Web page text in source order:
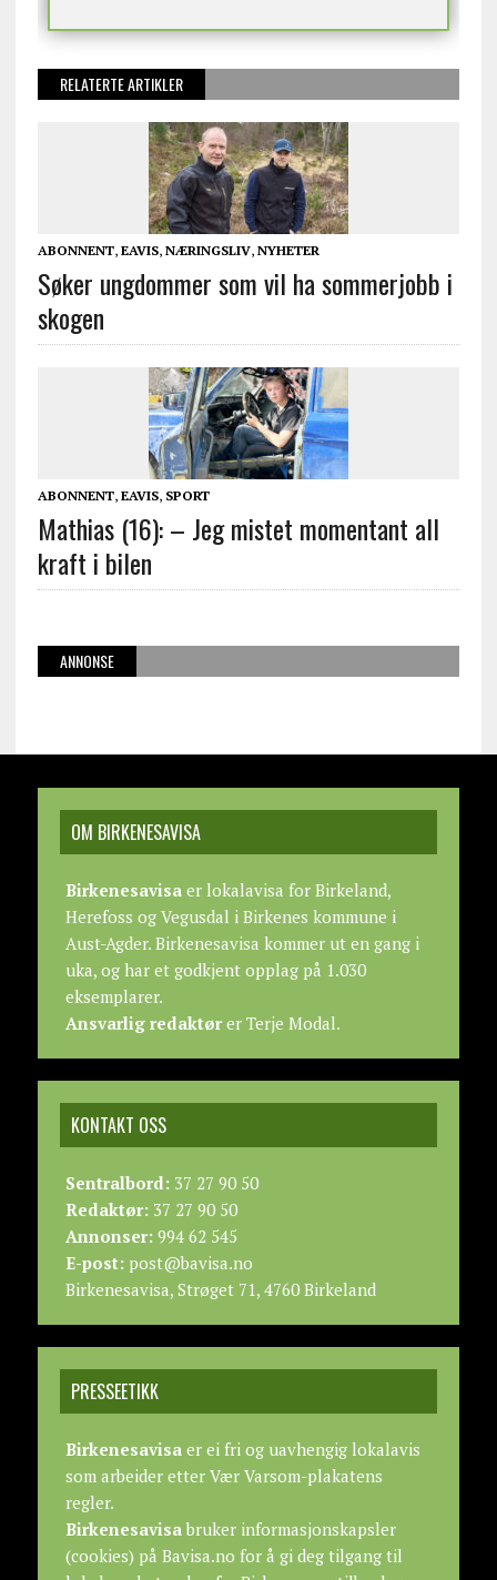
RELATERTE ARTIKLER
ABONNENT, EAVIS, NÆRINGSLIV, NYHETER
Søker ungdommer som vil ha sommerjobb i
skogen
ABONNENT, EAVIS, SPORT
Mathias (16): – Jeg mistet momentant all
kraft i bilen
ANNONSE
OM BIRKENESAVISA
Birkenesavisaer lokalavisa for Birkeland,
Herefoss og Vegusdal i Birkenes kommune i
Aust-Agder. Birkenesavisa kommer ut en gang i
uka, og har et godkjent opplag på 1.030
eksemplarer.
Ansvarlig redaktører Terje Modal.
KONTAKT OSS
Sentralbord:37 27 90 50
Redaktør:37 27 90 50
Annonser:994 62 545
E-post:post@bavisa.no
Birkenesavisa, Strøget 71, 4760 Birkeland
PRESSEETIKK
Birkenesavisaer ei fri og uavhengig lokalavis
som arbeider etter Vær Varsom-plakatens
regler.
Birkenesavisabruker informasjonskapsler
(cookies) på Bavisa.no for å gi deg tilgang til